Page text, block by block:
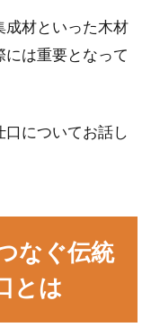
成材といった木材
は重要となって
についてお話し
なぐ伝統
とは